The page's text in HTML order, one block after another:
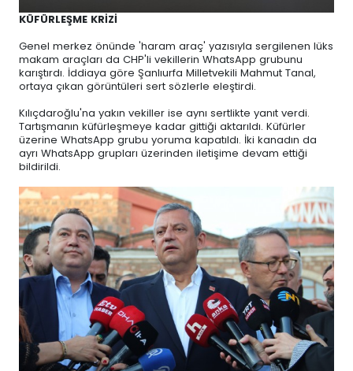
KÜFÜRLEŞME KRİZİ
Genel merkez önünde 'haram araç' yazısıyla sergilenen lüks
makam araçları da CHP'li vekillerin WhatsApp grubunu
karıştırdı. İddiaya göre Şanlıurfa Milletvekili Mahmut Tanal,
ortaya çıkan görüntüleri sert sözlerle eleştirdi.
Kılıçdaroğlu'na yakın vekiller ise aynı sertlikte yanıt verdi.
Tartışmanın küfürleşmeye kadar gittiği aktarıldı. Küfürler
üzerine WhatsApp grubu yoruma kapatıldı. İki kanadın da
ayrı WhatsApp grupları üzerinden iletişime devam ettiği
bildirildi.